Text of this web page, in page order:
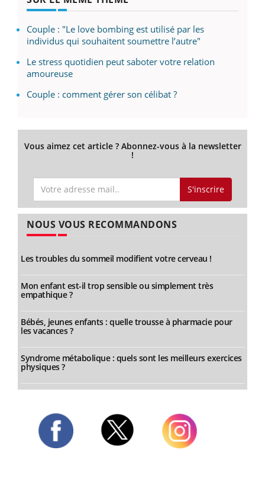
Couple : "Le love bombing est utilisé par les
individus qui souhaitent soumettre l’autre"
Le stress quotidien peut saboter votre relation
amoureuse
Couple : comment gérer son célibat ?
Vous aimez cet article ? Abonnez-vous à la newsletter
!
S'inscrire
NOUS VOUS RECOMMANDONS
Les troubles du sommeil modifient votre cerveau !
Mon enfant est-il trop sensible ou simplement très
empathique ?
Bébés, jeunes enfants : quelle trousse à pharmacie pour
les vacances ?
Syndrome métabolique : quels sont les meilleurs exercices
physiques ?